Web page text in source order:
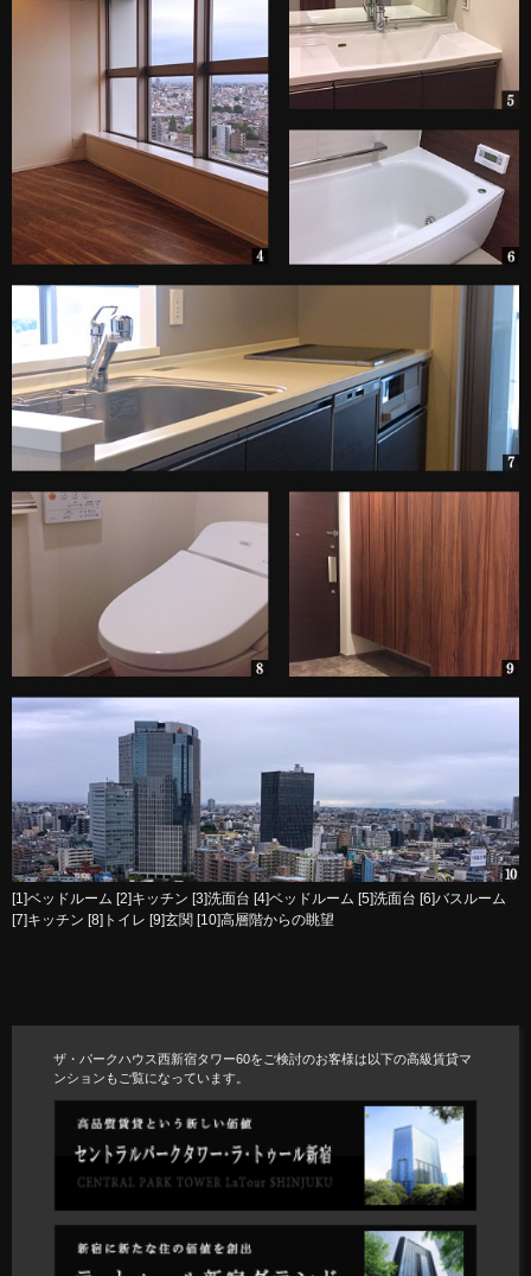
[1]ベッドルーム [2]キッチン [3]洗面台 [4]ベッドルーム [5]洗面台 [6]バスルーム
[7]キッチン [8]トイレ [9]玄関 [10]高層階からの眺望
ザ・パークハウス西新宿タワー60をご検討のお客様は以下の高級賃貸マ
ンションもご覧になっています。